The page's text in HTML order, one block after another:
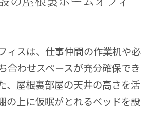
ィスは、仕事仲間の作業机や必
合わせスペースが充分確保でき
、屋根裏部屋の天井の高さを活
の上に仮眠がとれるベッドを設